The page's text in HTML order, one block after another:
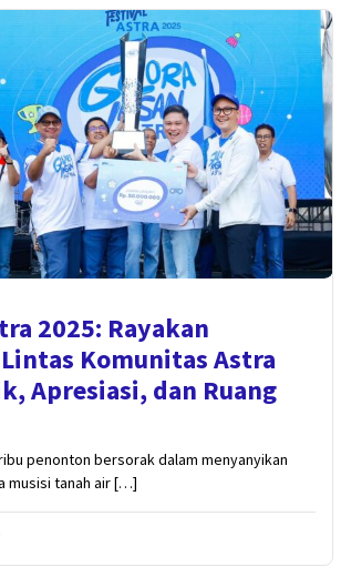
2025: Rayakan
Komunitas Astra
Apresiasi, dan Ruang
ribu penonton bersorak dalam menyanyikan
musisi tanah air […]